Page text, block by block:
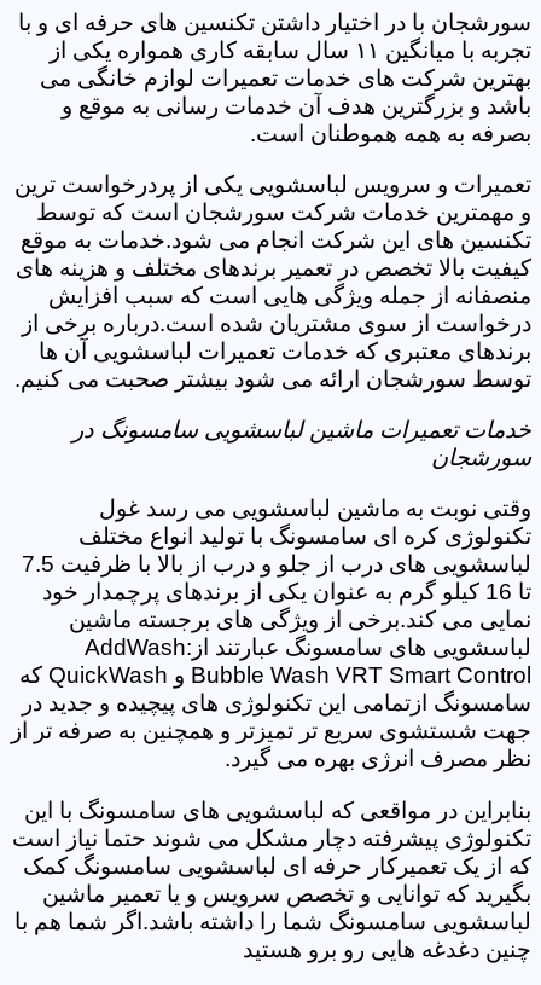
سورشجان با در اختیار داشتن تکنسین های حرفه ای و با
تجربه با میانگین ۱۱ سال سابقه کاری همواره یکی از
بهترین شرکت های خدمات تعمیرات لوازم خانگی می
باشد و بزرگترین هدف آن خدمات رسانی به موقع و
بصرفه به همه هموطنان است.
تعمیرات و سرویس لباسشویی یکی از پردرخواست ترین
و مهمترین خدمات شرکت سورشجان است که توسط
تکنسین های این شرکت انجام می شود.خدمات به موقع
کیفیت بالا تخصص در تعمیر برندهای مختلف و هزینه های
منصفانه از جمله ویژگی هایی است که سبب افزایش
درخواست از سوی مشتریان شده است.درباره برخی از
برندهای معتبری که خدمات تعمیرات لباسشویی آن ها
توسط سورشجان ارائه می شود بیشتر صحبت می کنیم.
خدمات تعمیرات ماشین لباسشویی سامسونگ در
سورشجان
وقتی نوبت به ماشین لباسشویی می رسد غول
تکنولوژی کره ای سامسونگ با تولید انواع مختلف
لباسشویی های درب از جلو و درب از بالا با ظرفیت 7.5
تا 16 کیلو گرم به عنوان یکی از برندهای پرچمدار خود
نمایی می کند.برخی از ویژگی های برجسته ماشین
لباسشویی های سامسونگ عبارتند از:AddWash
Bubble Wash VRT Smart Control و QuickWash که
سامسونگ ازتمامی این تکنولوژی های پیچیده و جدید در
جهت شستشوی سریع تر تمیزتر و همچنین به صرفه تر از
نظر مصرف انرژی بهره می گیرد.
بنابراین در مواقعی که لباسشویی های سامسونگ با این
تکنولوژی پیشرفته دچار مشکل می شوند حتما نیاز است
که از یک تعمیرکار حرفه ای لباسشویی سامسونگ کمک
بگیرید که توانایی و تخصص سرویس و یا تعمیر ماشین
لباسشویی سامسونگ شما را داشته باشد.اگر شما هم با
چنین دغدغه هایی رو برو هستید